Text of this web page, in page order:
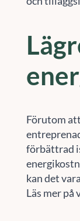
Förutom
förbättrad
kan det
Läs mer på